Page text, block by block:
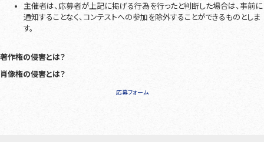
主催者は、応募者が上記に掲げる行為を行ったと判断した場合は、事前に
通知することなく、コンテストへの参加を除外することができるものとしま
す。
著作権の侵害とは？
肖像権の侵害とは？
応募フォーム